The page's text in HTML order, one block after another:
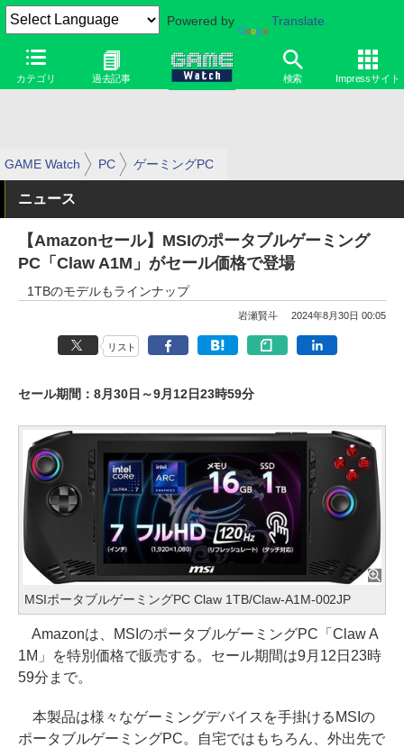
Powered by Translate
カテゴリ 過去記事 検索 Impressサイト
GAME Watch PC ゲーミングPC
ニュース
【Amazonセール】MSIのポータブルゲーミング
PC「Claw A1M」がセール価格で登場
1TBのモデルもラインナップ
岩瀬賢斗 2024年8月30日 00:05
リスト
セール期間：8月30日～9月12日23時59分
MSIポータブルゲーミングPC Claw 1TB/Claw-A1M-002JP
Amazonは、MSIのポータブルゲーミングPC「Claw A
1M」を特別価格で販売する。セール期間は9月12日23時
59分まで。
本製品は様々なゲーミングデバイスを手掛けるMSIの
ポータブルゲーミングPC。自宅ではもちろん、外出先で